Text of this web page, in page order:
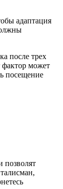
адаптация
после трех
фактор может
посещение
позволят